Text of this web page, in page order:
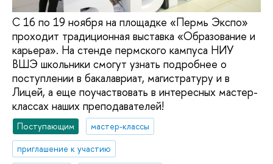
С 16 по 19 ноября на площадке «Пермь Экспо»
проходит традиционная выставка «Образование и
карьера». На стенде пермского кампуса НИУ
ВШЭ школьники смогут узнать подробнее о
поступлении в бакалавриат, магистратуру и в
Лицей, а еще поучаствовать в интересных мастер-
классах наших преподавателей!
Поступающим
мастер-классы
приглашение к участию